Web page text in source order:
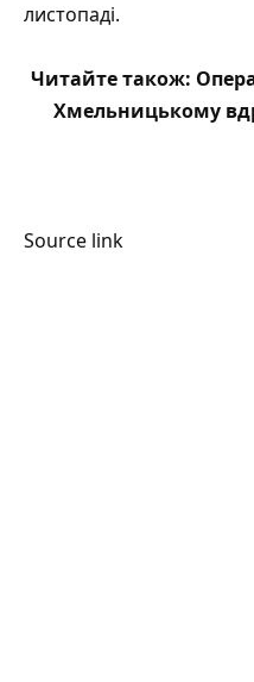
листопаді.
Читайте також:
Хмельницькому
Source link